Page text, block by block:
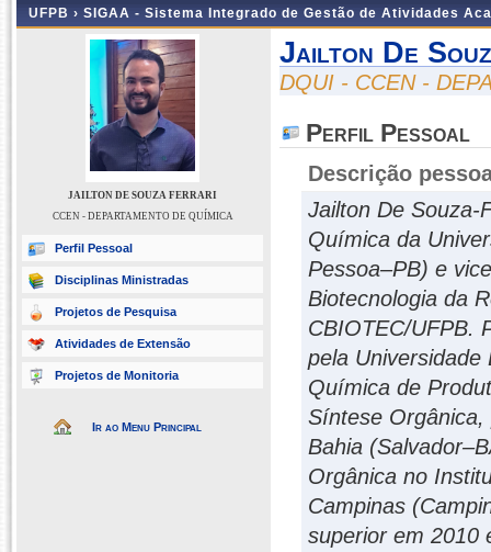
UFPB › SIGAA - Sistema Integrado de Gestão de Atividades
JAILTON DE SOUZA FERRARI
CCEN - DEPARTAMENTO DE QUÍMICA
Perfil Pessoal
Disciplinas Ministradas
Projetos de Pesquisa
Atividades de Extensão
Projetos de Monitoria
Ir ao Menu Principal
Jailton De
DQUI - CCEN -
Perfil Pessoal
Descrição
Jailton De Souza-
Química da
Pessoa–PB) e
Biotecnologia da
CBIOTEC/UFPB.
pela
Química de
Síntese
Bahia
Orgânica no
Campinas
superior em 2010